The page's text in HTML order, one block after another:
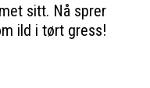
sitt. Nå sprer
ild i tørt gress!